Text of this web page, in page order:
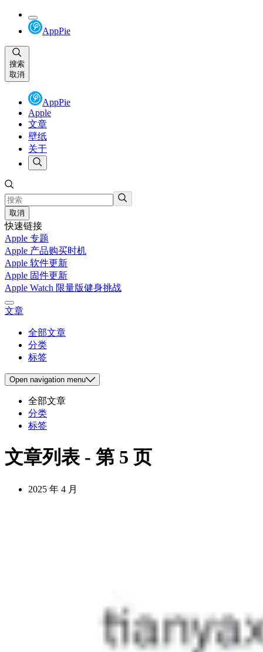
AppPie
搜索
取消
AppPie
Apple
文章
壁纸
关于
取消
快速链接
Apple 专题
Apple 产品购买时机
Apple 软件更新
Apple 固件更新
Apple Watch 限量版健身挑战
文章
全部文章
分类
标签
Open navigation menu
全部文章
分类
标签
文章列表 - 第 5 页
2025 年 4 月